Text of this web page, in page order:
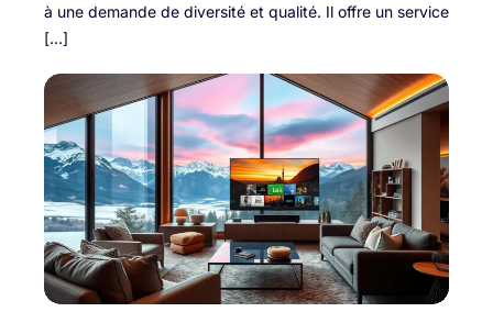
à une demande de diversité et qualité. Il offre un service
[…]